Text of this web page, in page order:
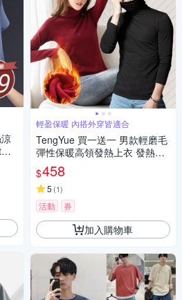
輕盈保暖 內搭外穿皆適合
TengYue 買一送一 男款輕磨毛
彈性保暖高領發熱上衣 發熱衣
保暖衣 內搭上衣 長袖上衣 4色
4尺寸
$458
5 (1)
活動 券
加入購物車